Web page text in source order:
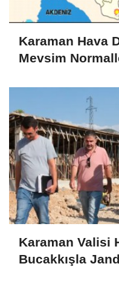
Karaman Hava
Mevsim
Karaman Valisi
Bucakkışla